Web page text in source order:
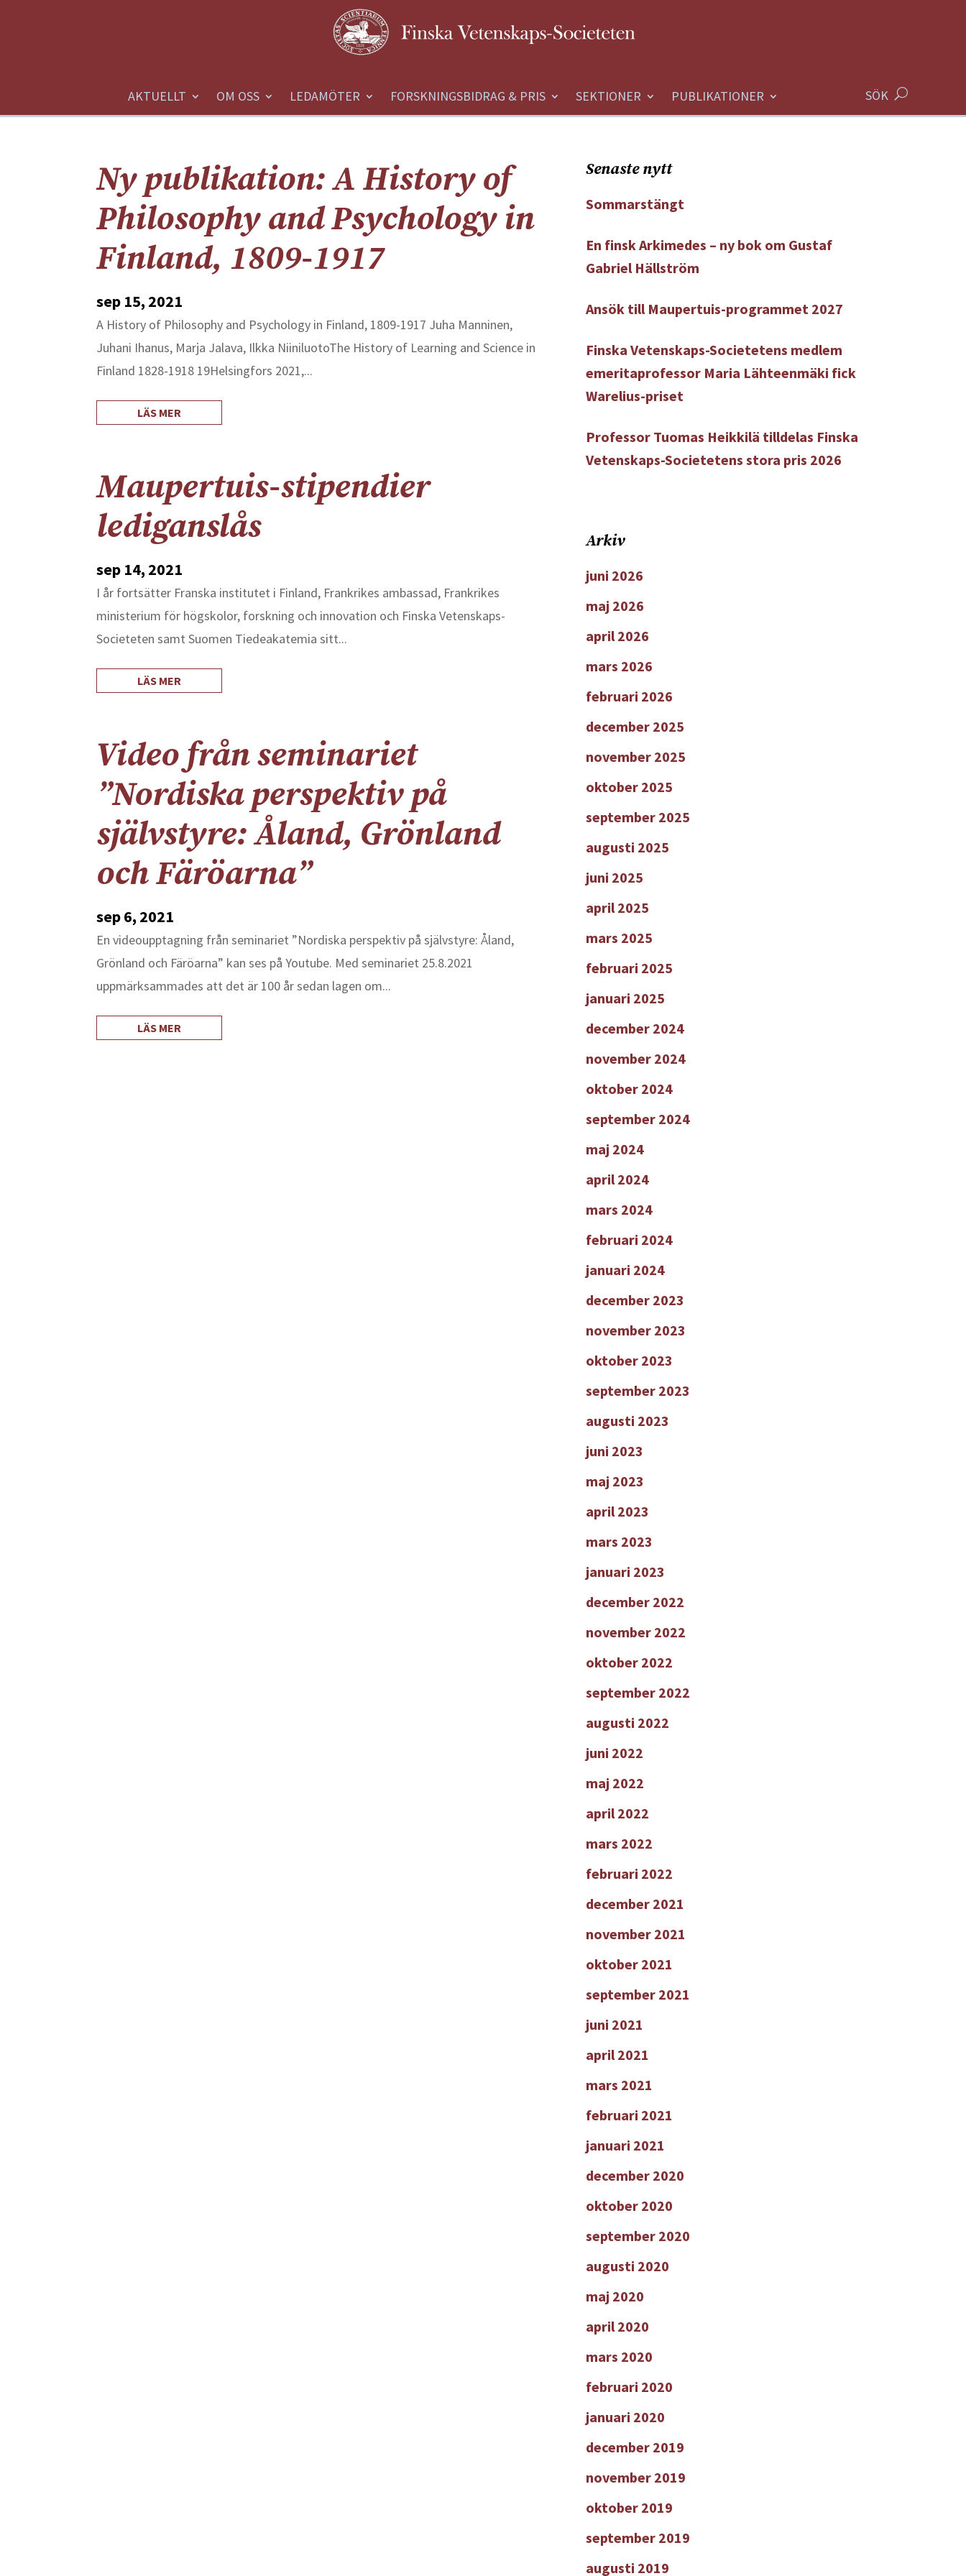
AKTUELLT OM OSS LEDAMÖTER FORSKNINGSBIDRAG & PRIS SEKTIONER PUBLIKATIONER SÖK
Ny publikation: A History of
Philosophy and Psychology in
Finland, 1809-1917
sep 15, 2021
A History of Philosophy and Psychology in Finland, 1809-1917 Juha Manninen,
Juhani Ihanus, Marja Jalava, Ilkka NiiniluotoThe History of Learning and Science in
Finland 1828-1918 19Helsingfors 2021,...
LÄS MER
Maupertuis-stipendier
lediganslås
sep 14, 2021
I år fortsätter Franska institutet i Finland, Frankrikes ambassad, Frankrikes
ministerium för högskolor, forskning och innovation och Finska Vetenskaps-
Societeten samt Suomen Tiedeakatemia sitt...
LÄS MER
Video från seminariet
”Nordiska perspektiv på
självstyre: Åland, Grönland
och Färöarna”
sep 6, 2021
En videoupptagning från seminariet ”Nordiska perspektiv på självstyre: Åland,
Grönland och Färöarna” kan ses på Youtube. Med seminariet 25.8.2021
uppmärksammades att det är 100 år sedan lagen om...
LÄS MER
Senaste nytt
Sommarstängt
En finsk Arkimedes – ny bok om Gustaf
Gabriel Hällström
Ansök till Maupertuis-programmet 2027
Finska Vetenskaps-Societetens medlem
emeritaprofessor Maria Lähteenmäki fick
Warelius-priset
Professor Tuomas Heikkilä tilldelas Finska
Vetenskaps-Societetens stora pris 2026
Arkiv
juni 2026
maj 2026
april 2026
mars 2026
februari 2026
december 2025
november 2025
oktober 2025
september 2025
augusti 2025
juni 2025
april 2025
mars 2025
februari 2025
januari 2025
december 2024
november 2024
oktober 2024
september 2024
maj 2024
april 2024
mars 2024
februari 2024
januari 2024
december 2023
november 2023
oktober 2023
september 2023
augusti 2023
juni 2023
maj 2023
april 2023
mars 2023
januari 2023
december 2022
november 2022
oktober 2022
september 2022
augusti 2022
juni 2022
maj 2022
april 2022
mars 2022
februari 2022
december 2021
november 2021
oktober 2021
september 2021
juni 2021
april 2021
mars 2021
februari 2021
januari 2021
december 2020
oktober 2020
september 2020
augusti 2020
maj 2020
april 2020
mars 2020
februari 2020
januari 2020
december 2019
november 2019
oktober 2019
september 2019
augusti 2019